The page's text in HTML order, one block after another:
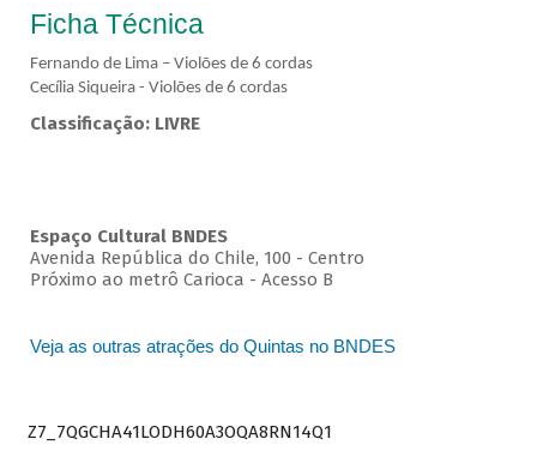
Ficha Técnica
Fernando de Lima – Violões de 6 cordas
Cecília Siqueira - Violões de 6 cordas
Classificação: LIVRE
Espaço Cultural BNDES
Avenida República do Chile, 100 - Centro
Próximo ao metrô Carioca - Acesso B
Veja as outras atrações do Quintas no BNDES
Z7_7QGCHA41LODH60A3OQA8RN14Q1